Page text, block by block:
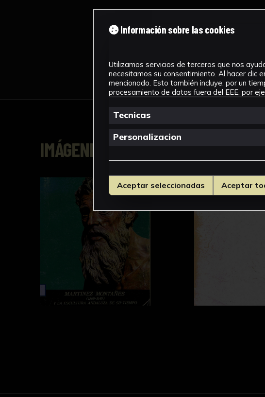
IMÁGENES
Información sobre las cookies
Utilizamos servicios de terceros que nos
necesitamos su consentimiento. Al hacer
mencionado. Esto también incluye, por un
procesamiento de datos fuera del EEE, por
Tecnicas
Personalizacion
Aceptar seleccionadas Aceptar